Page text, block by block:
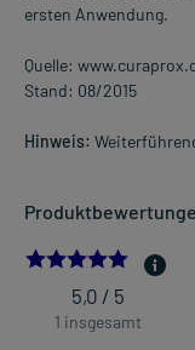
ersten Anwendung.
Quelle:
Stand: 08/2015
Hinweis:
5.0
5,0 / 5
1 insgesamt